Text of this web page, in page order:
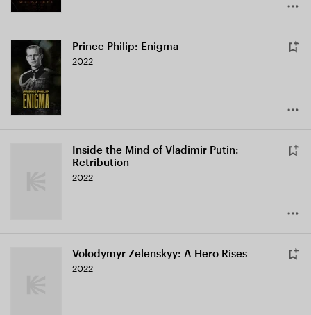
Prince Philip: Enigma
2022
Inside the Mind of Vladimir Putin:
Retribution
2022
Volodymyr Zelenskyy: A Hero Rises
2022